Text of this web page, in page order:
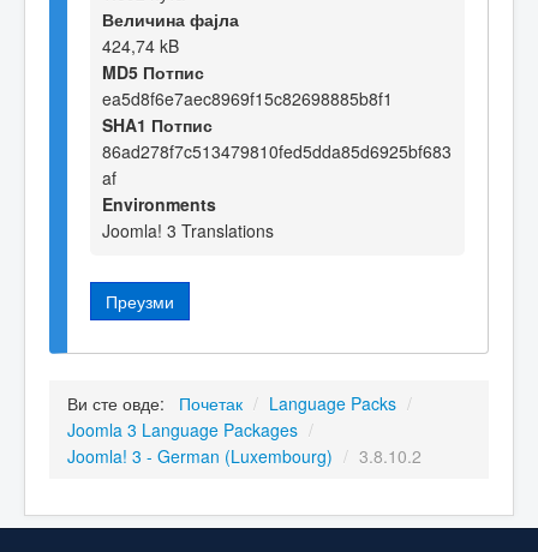
Величина фајла
424,74 kB
MD5 Потпис
ea5d8f6e7aec8969f15c82698885b8f1
SHA1 Потпис
86ad278f7c513479810fed5dda85d6925bf683
af
Environments
Joomla! 3 Translations
Преузми
Ви сте овде: Почетак / Language Packs /
Joomla 3 Language Packages /
Joomla! 3 - German (Luxembourg) / 3.8.10.2